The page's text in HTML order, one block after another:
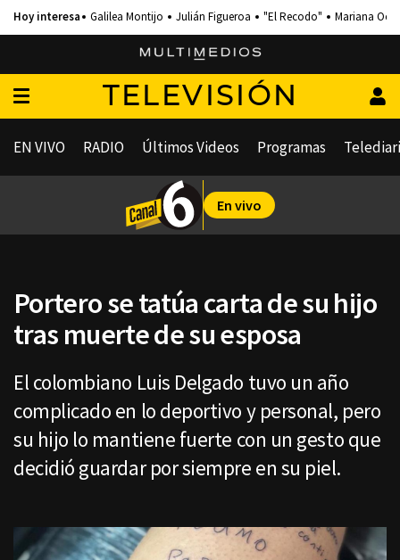
Galilea Montijo Julián Figueroa "El Recodo" Mariana
TELEVISIÓN
EN VIVO RADIO Últimos Videos Programas
En vivo
Portero se tatúa carta de su hijo
tras muerte de su esposa
El colombiano Luis Delgado tuvo un año
complicado en lo deportivo y personal, pero
su hijo lo mantiene fuerte con un gesto que
decidió guardar por siempre en su piel.